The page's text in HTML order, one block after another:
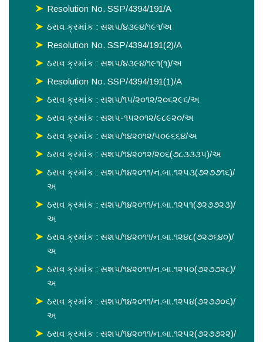
Resolution No. SSP/4394/191/A
ઠરાવ ક્રમાંક : સશપ/૪૩૯૪/૧૯૧/અ
Resolution No. SSP/4394/191(2)/A
ઠરાવ ક્રમાંક : સશપ/૪૩૯૪/૧૯૧(૧)/અ
Resolution No. SSP/4394/191(1)/A
ઠરાવ ક્રમાંક : સશપ/૧૫/૨૦૧૨/૨૦૬૨૯૬/અ
ઠરાવ ક્રમાંક : સશપ-૧૫૨૦૧૨/૯૮૯૨૦/અ
ઠરાવ ક્રમાંક : સશપ/૧૪૨૦૧૨/૫૦૯૬૬૪/અ
ઠરાવ ક્રમાંક : સશપ/૧૪૨૦૧૨/૨૦૬(૭૮૩૩૩૫)/અ
ઠરાવ ક્રમાંક : સશપ/૧૪૨૦૧૧/ન.બા.૧૨૫૩(૭૨૭૭૧૬)/
અ
ઠરાવ ક્રમાંક : સશપ/૧૪૨૦૧૧/ન.બા.૧૨૫૧(૭૨૭૭૨૩)/
અ
ઠરાવ ક્રમાંક : સશપ/૧૪૨૦૧૧/ન.બા.૧૨૪૮(૭૨૭૬૪૦)/
અ
ઠરાવ ક્રમાંક : સશપ/૧૪૨૦૧૧/ન.બા.૧૨૫૦(૭૨૭૭૨૮)/
અ
ઠરાવ ક્રમાંક : સશપ/૧૪૨૦૧૧/ન.બા.૧૨૫૪(૭૨૭૭૦૬)/
અ
ઠરાવ ક્રમાંક : સશપ/૧૪૨૦૧૧/ન.બા.૧૨૫૨(૭૨૭૭૨૨)/